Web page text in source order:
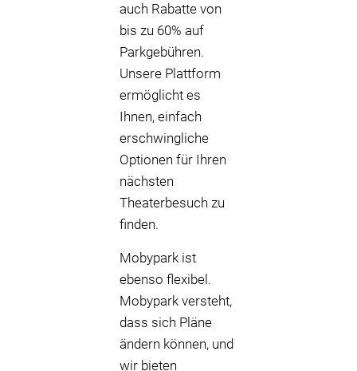
auch Rabatte von
bis zu 60% auf
Parkgebühren.
Unsere Plattform
ermöglicht es
Ihnen, einfach
erschwingliche
Optionen für Ihren
nächsten
Theaterbesuch zu
finden.
Mobypark ist
ebenso flexibel.
Mobypark versteht,
dass sich Pläne
ändern können, und
wir bieten